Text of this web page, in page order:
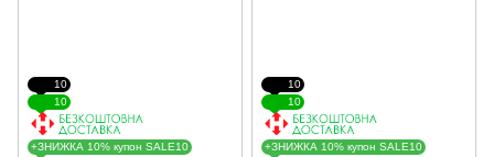
10
10
+ЗНИЖКА 10% купон SALE10
10
10
+ЗНИЖКА 10% купон SALE10